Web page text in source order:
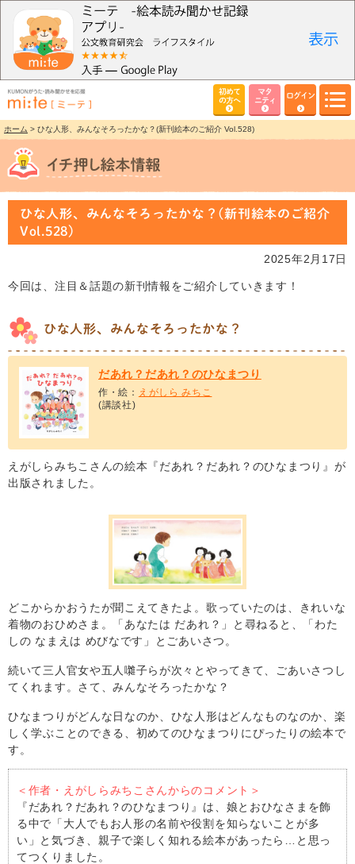
初めて
の方へ
マタ
ニティ
ログイン
ホーム > ひな人形、みんなそろったかな？(新刊絵本のご紹介 Vol.528)
ひな人形、みんなそろったかな？(新刊絵本のご紹介
Vol.528)
2025年2月17日
今回は、注目＆話題の新刊情報をご紹介していきます！
ひな人形、みんなそろったかな？
だあれ？だあれ？のひなまつり
作・絵： えがしら みちこ
(講談社)
えがしらみちこさんの絵本『だあれ？だあれ？のひなまつり』が
出版されました。
どこからかおうたが聞こえてきたよ。歌っていたのは、きれいな
着物のおひめさま。「あなたは だあれ？」と尋ねると、「わた
しの なまえは めびなです」とごあいさつ。
続いて三人官女や五人囃子らが次々とやってきて、ごあいさつし
てくれます。さて、みんなそろったかな？
ひなまつりがどんな日なのか、ひな人形はどんなものなのか、楽
しく学ぶことのできる、初めてのひなまつりにぴったりの絵本で
す。
＜作者・えがしらみちこさんからのコメント＞
『だあれ？だあれ？のひなまつり』は、娘とおひなさまを飾
る中で「大人でもお人形の名前や役割を知らないことが多
い」と気づき、親子で楽しく知れる絵本があったら…と思っ
てつくりました。